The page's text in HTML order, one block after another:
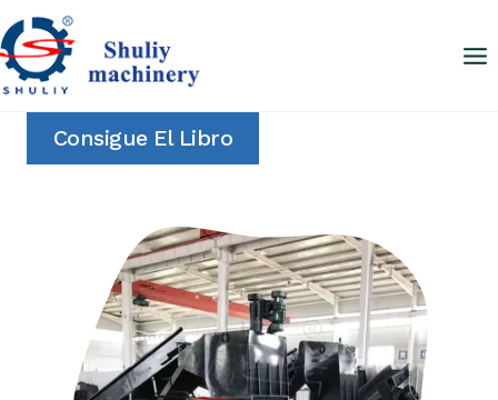
Saltar
al
contenido
Consigue El Libro